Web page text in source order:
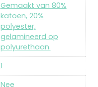
Gemaakt van 80%
katoen, 20%
polyester,
gelamineerd op
polyurethaan.
1
Nee